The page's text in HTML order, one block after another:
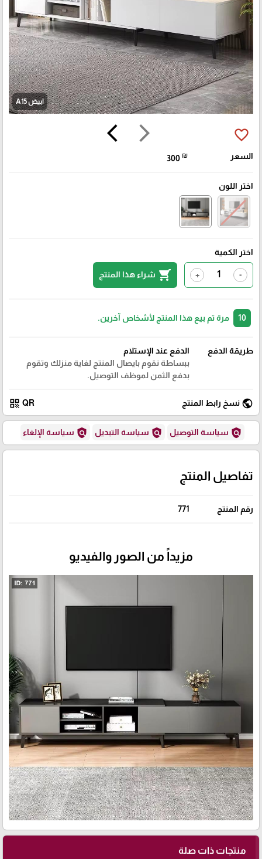
ابيض A15
arrow_forward_ios
arrow_back_ios favorite_border
السعر 300 ₪
اختر اللون
اختر الكمية
-
+
shopping_cart شراء هذا المنتج
مرة تم بيع هذا المنتج لأشخاص آخرين.
طريقة الدفع
الدفع عند الإستلام
ببساطة نقوم بايصال المنتج لغاية منزلك وتقوم
بدفع الثمن لموظف التوصيل.
public نسخ رابط المنتج QR
qr_code
policy سياسة التوصيل policy سياسة التبديل policy سياسة الإلغاء
تفاصيل المنتج
رقم المنتج 771
مزيداً من الصور والفيديو
منتجات ذات صلة